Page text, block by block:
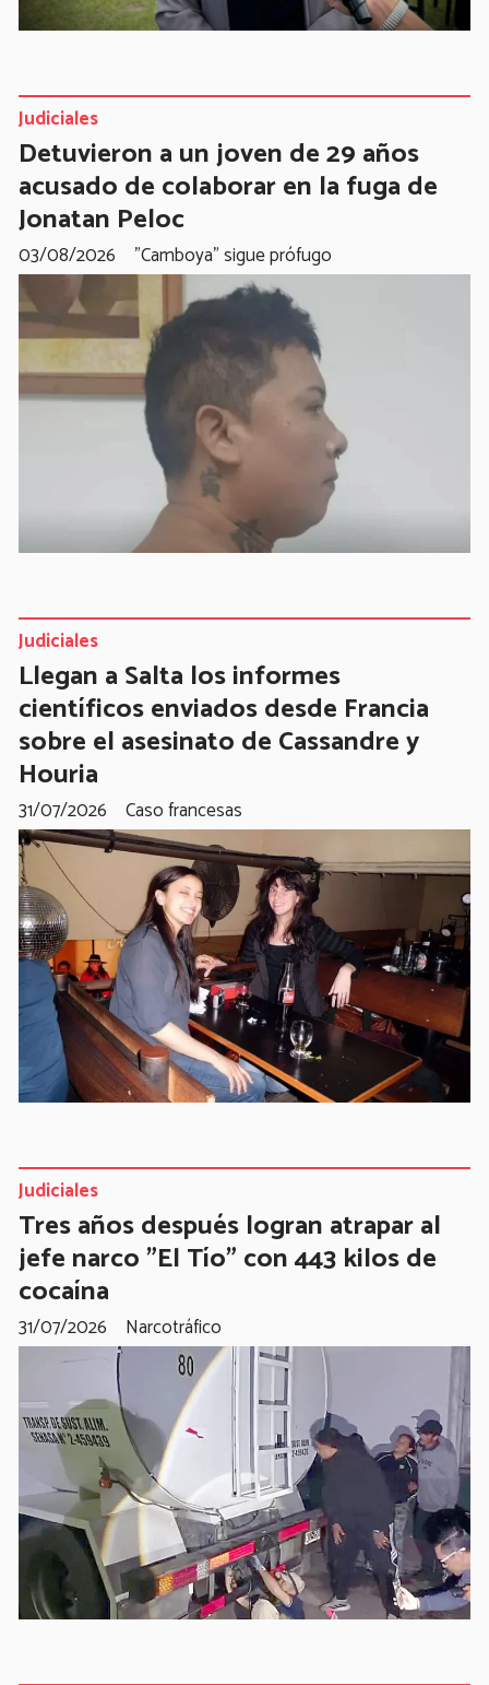
Detuvieron a un joven de 29 años
acusado de colaborar en la fuga de
Jonatan Peloc
"Camboya" sigue prófugo
Judiciales
03/08/2026
Llegan a Salta los informes
científicos enviados desde Francia
sobre el asesinato de Cassandre y
Houria
Caso francesas
Judiciales
31/07/2026
Tres años después logran atrapar al
jefe narco "El Tío" con 443 kilos de
cocaína
Narcotráfico
Judiciales
31/07/2026